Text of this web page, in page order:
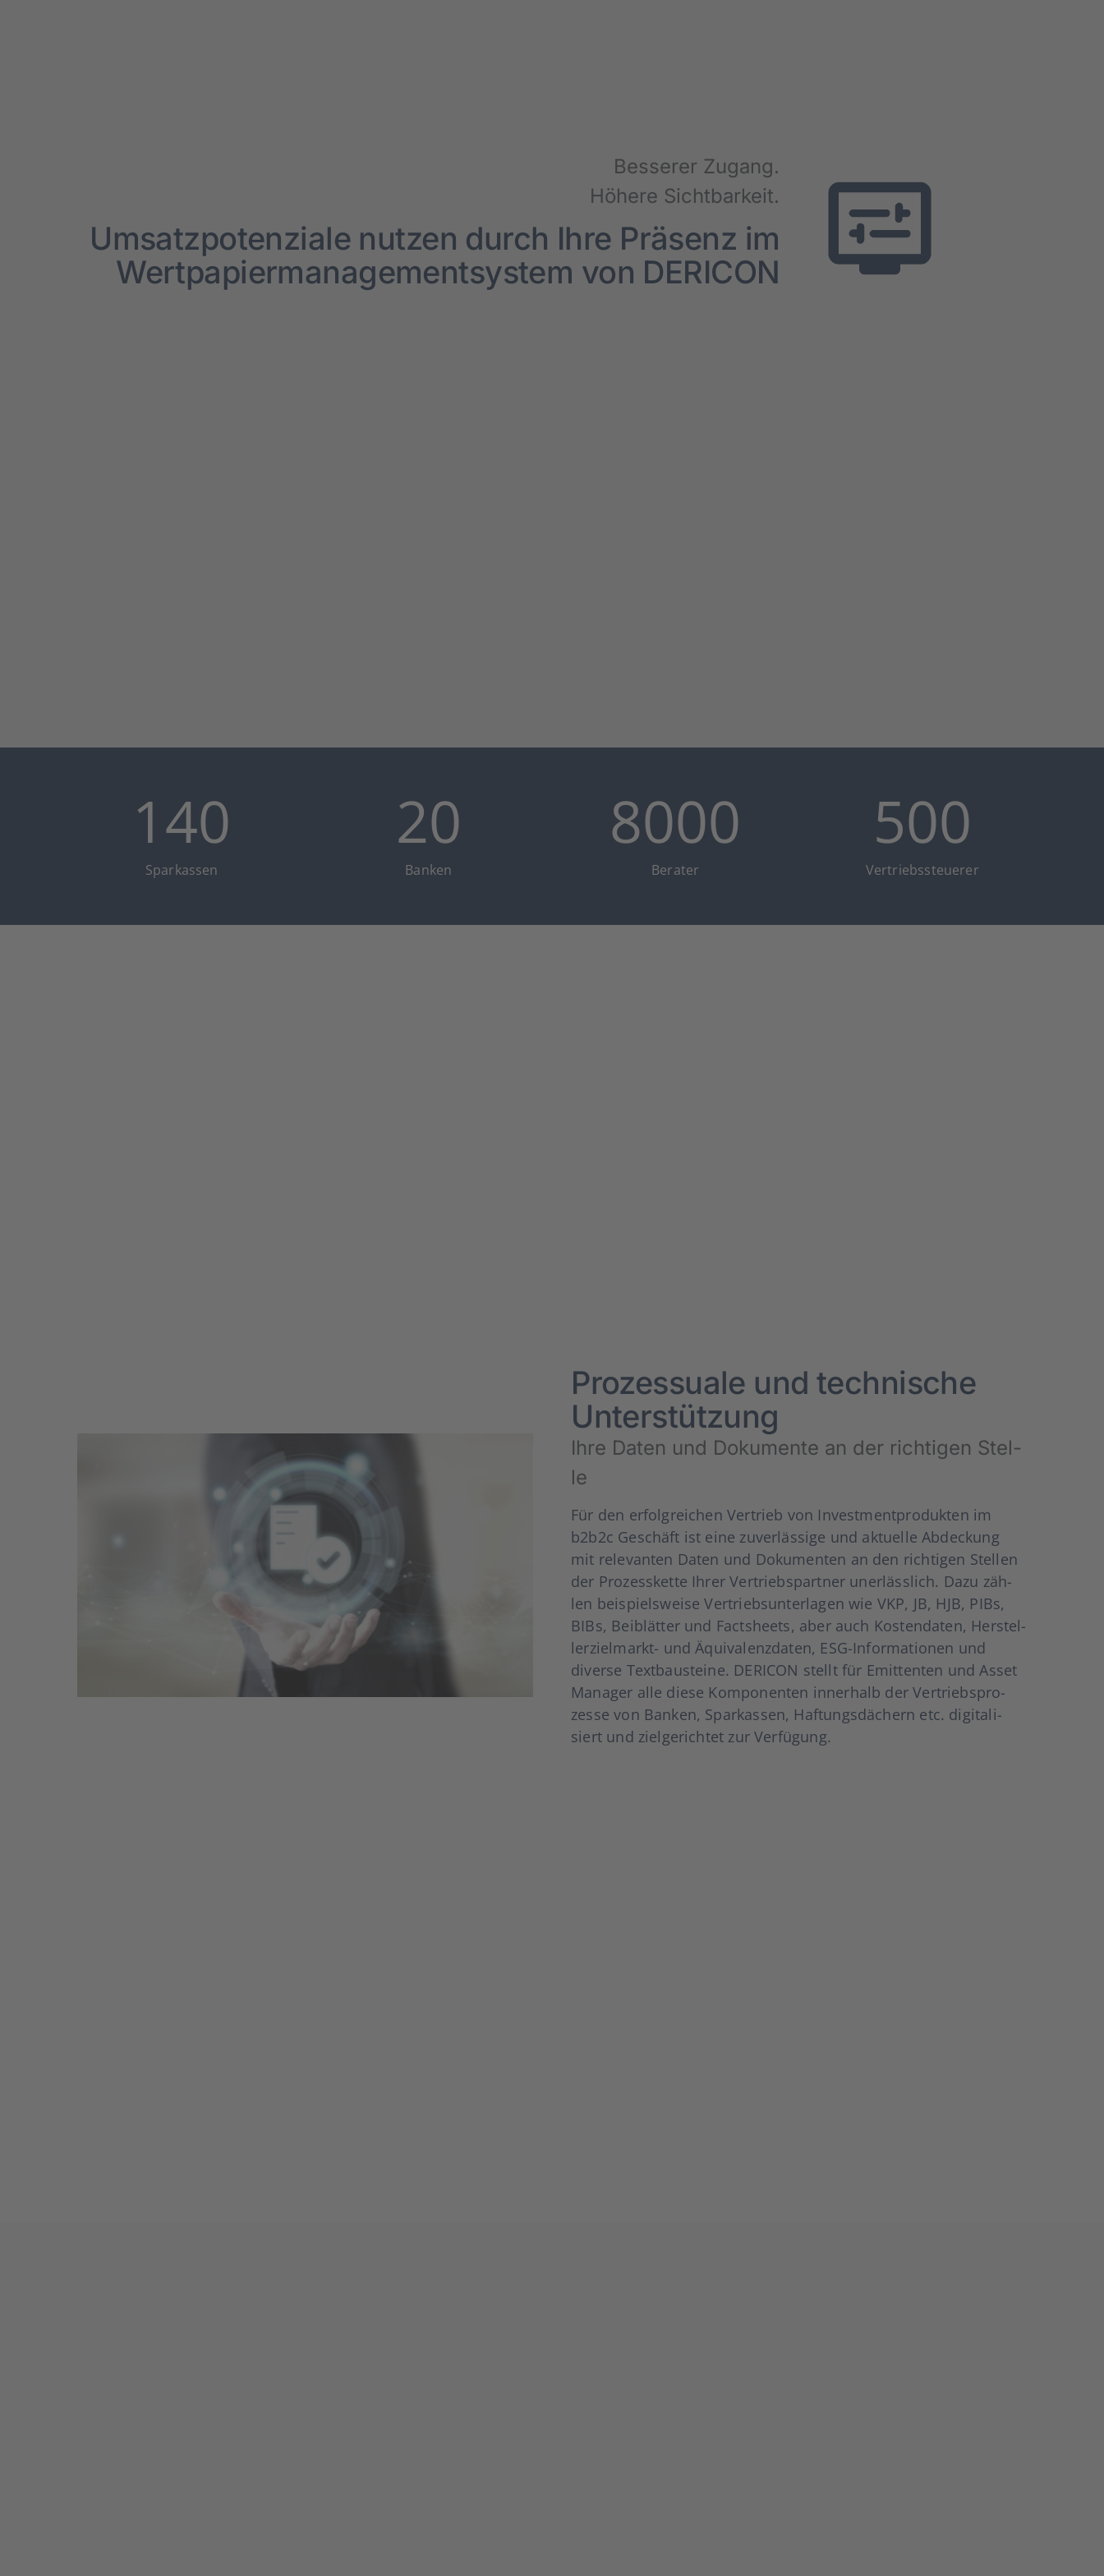
Bes­se­rer Zugang.
Höhe­re Sicht­bar­keit.
Umsatz­po­ten­zia­le nut­zen durch Ihre Prä­senz im
Wertpapier­management­system von DERICON
140
Spar­kas­sen
20
Ban­ken
8000
Bera­ter
500
Ver­triebs­steue­rer
Pro­zes­sua­le und tech­ni­sche
Unter­stüt­zung
Ihre Daten und Doku­men­te an der rich­ti­gen Stel­
le
Für den erfolg­rei­chen Ver­trieb von Invest­ment­pro­duk­ten im
b2b2c Geschäft ist eine zuver­läs­si­ge und aktu­el­le Abde­ckung
mit rele­van­ten Daten und Doku­men­ten an den rich­ti­gen Stel­len
der Pro­zess­ket­te Ihrer Ver­triebs­part­ner uner­läss­lich. Dazu zäh­
len bei­spiels­wei­se Ver­triebs­un­ter­la­gen wie VKP, JB, HJB, PIBs,
BIBs, Bei­blät­ter und Facts­heets, aber auch Kos­ten­da­ten, Her­stel­
ler­ziel­markt- und Äqui­va­lenz­da­ten, ESG-Infor­ma­tio­nen und
diver­se Text­bau­stei­ne. DERICON stellt für Emit­ten­ten und Asset
Mana­ger alle die­se Kom­po­nen­ten inner­halb der Ver­triebs­pro­
zes­se von Ban­ken, Spar­kas­sen, Haf­tungs­dä­chern etc. digi­ta­li­
siert und ziel­ge­rich­tet zur Ver­fü­gung.